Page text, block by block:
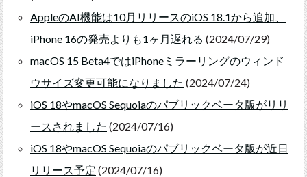
AppleのAI機能は10月リリースのiOS 18.1から追加、
iPhone 16の発売よりも1ヶ月遅れる (2024/07/29)
macOS 15 Beta4ではiPhoneミラーリングのウィンド
ウサイズ変更可能になりました (2024/07/24)
iOS 18やmacOS Sequoiaのパブリックベータ版がリリ
ースされました (2024/07/16)
iOS 18やmacOS Sequoiaのパブリックベータ版が近日
リリース予定 (2024/07/16)